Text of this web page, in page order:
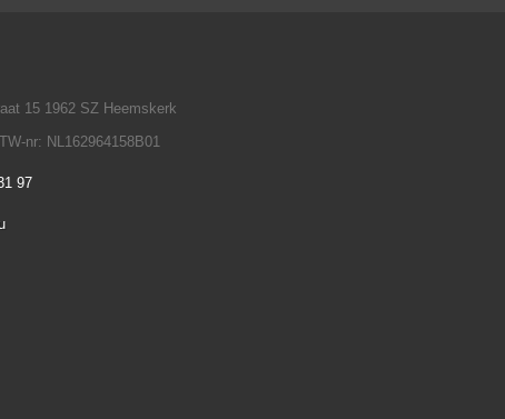
15 1962 SZ Heemskerk
nr: NL162964158B01
97